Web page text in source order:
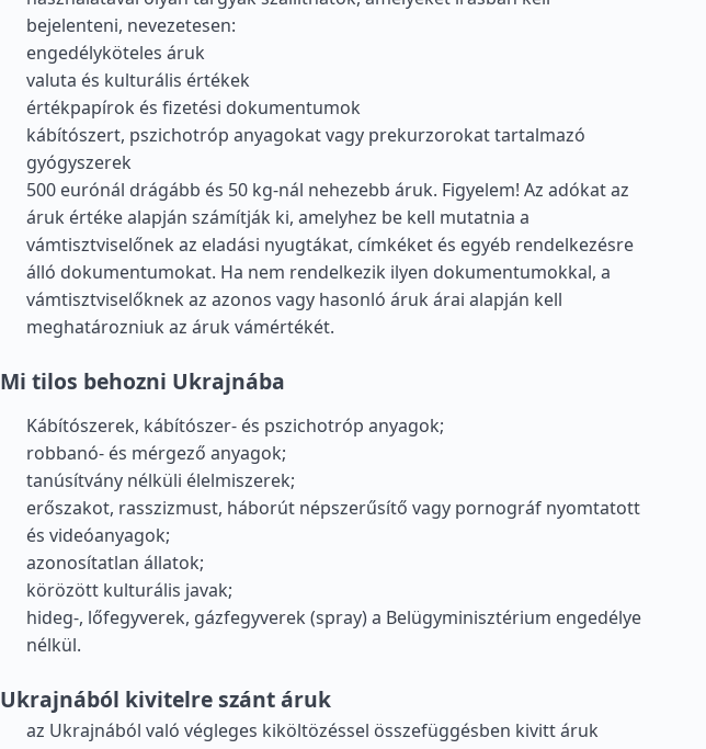
bejelenteni, nevezetesen:
engedélyköteles áruk
valuta és kulturális értékek
értékpapírok és fizetési dokumentumok
kábítószert, pszichotróp anyagokat vagy prekurzorokat tartalmazó
gyógyszerek
500 eurónál drágább és 50 kg-nál nehezebb áruk. Figyelem! Az adókat az
áruk értéke alapján számítják ki, amelyhez be kell mutatnia a
vámtisztviselőnek az eladási nyugtákat, címkéket és egyéb rendelkezésre
álló dokumentumokat. Ha nem rendelkezik ilyen dokumentumokkal, a
vámtisztviselőknek az azonos vagy hasonló áruk árai alapján kell
meghatározniuk az áruk vámértékét.
Mi tilos behozni Ukrajnába
Kábítószerek, kábítószer- és pszichotróp anyagok;
robbanó- és mérgező anyagok;
tanúsítvány nélküli élelmiszerek;
erőszakot, rasszizmust, háborút népszerűsítő vagy pornográf nyomtatott
és videóanyagok;
azonosítatlan állatok;
körözött kulturális javak;
hideg-, lőfegyverek, gázfegyverek (spray) a Belügyminisztérium engedélye
nélkül.
Ukrajnából kivitelre szánt áruk
az Ukrajnából való végleges kiköltözéssel összefüggésben kivitt áruk